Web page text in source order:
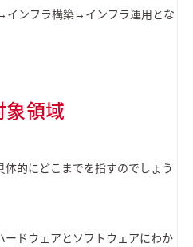
インフラ構築→インフラ運用とな
象領域
的にどこまでを指すのでしょう
ドウェアとソフトウェアにわか